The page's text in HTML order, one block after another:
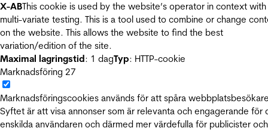
X-ABThis cookie is used by the website’s operator in context with
multi-variate testing. This is a tool used to combine or change
on the website. This allows the website to find the best
variation/edition of the site.
Maximal lagringstid: 1 dagTyp: HTTP-cookie
Marknadsföring 27
Marknadsföringscookies används för att spåra
Syftet är att visa annonser som är relevanta och engagerande för
enskilda användaren och därmed mer värdefulla för publicister och